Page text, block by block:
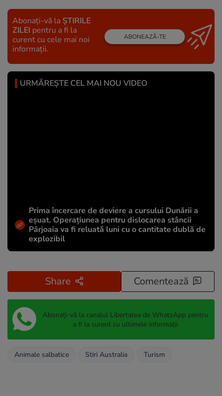
Abonați-vă la ȘTIRILE
ZILEI pentru a fi la
curent cu cele mai noi
informații.
ABONEAZĂ-TE
URMĂREȘTE CEL MAI NOU VIDEO
Prima încercare de deviere a cursului Dunării a
eșuat. Operațiunea pentru dislocarea stâncii
Pârjoaia va fi reluată luni cu o cantitate dublă de
explozibil
Share Comentează
Abonați-vă la canalul Libertatea de WhatsApp pentru
a fi la curent cu ultimele informații
Animale salbatice Stiri Australia Turism